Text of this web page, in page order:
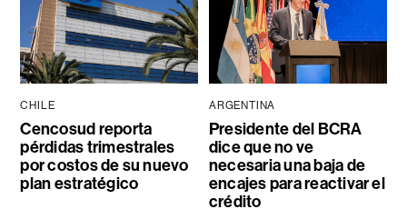
CHILE
Cencosud reporta
pérdidas trimestrales
por costos de su nuevo
plan estratégico
ARGENTINA
Presidente del BCRA
dice que no ve
necesaria una baja de
encajes para reactivar el
crédito